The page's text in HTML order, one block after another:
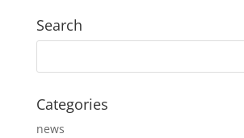
Search
Categories
news